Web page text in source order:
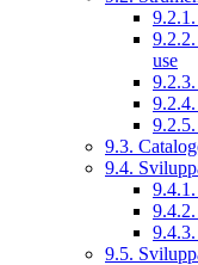
use
9.3.
9.4.
9.5.